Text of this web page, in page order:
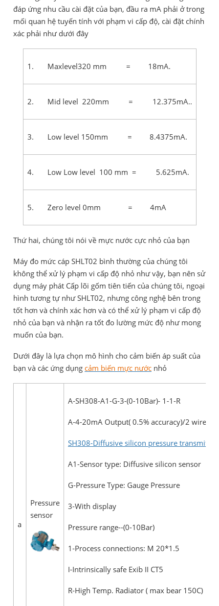
đáp ứng nhu cầu cài đặt của bạn, đầu ra mA phải ở trong
mối quan hệ tuyến tính với phạm vi cấp độ, cài đặt chính
xác phải như dưới đây
1. Maxlevel320 mm = 18mA.
2. Mid level 220mm = 12.375mA..
3. Low level 150mm = 8.4375mA.
4. Low Low level 100 mm = 5.625mA.
5. Zero level 0mm = 4mA
Thứ hai, chúng tôi nói về mực nước cực nhỏ của bạn
Máy đo mức cáp SHLT02 bình thường của chúng tôi
không thể xử lý phạm vi cấp độ nhỏ như vậy, bạn nên sử
dụng máy phát Cấp lõi gốm tiên tiến của chúng tôi, ngoại
hình tương tự như SHLT02, nhưng công nghệ bên trong
tốt hơn và chính xác hơn và có thể xử lý phạm vi cấp độ
nhỏ của bạn và nhận ra tốt đo lường mức độ như mong
muốn của bạn.
Dưới đây là lựa chọn mô hình cho cảm biến áp suất của
bạn và các ứng dụng cảm biến mực nước nhỏ
a
Pressure
sensor
A-SH308-A1-G-3-(0-10Bar)- 1-1-R
A-4-20mA Output( 0.5% accuracy)/2 wire
SH308-Diffusive silicon pressure transmitter
A1-Sensor type: Diffusive silicon sensor
G-Pressure Type: Gauge Pressure
3-With display
Pressure range--(0-10Bar)
1-Process connections: M 20*1.5
I-Intrinsically safe Exib II CT5
R-High Temp. Radiator ( max bear 150C)